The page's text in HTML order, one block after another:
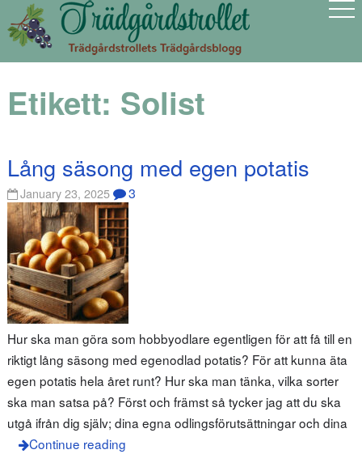
Etikett: Solist
Lång säsong med egen potatis
January 23, 2025 3
Hur ska man göra som hobbyodlare egentligen för att få till en
riktigt lång säsong med egenodlad potatis? För att kunna äta
egen potatis hela året runt? Hur ska man tänka, vilka sorter
ska man satsa på? Först och främst så tycker jag att du ska
utgå ifrån dig själv; dina egna odlingsförutsättningar och dina
Continue reading